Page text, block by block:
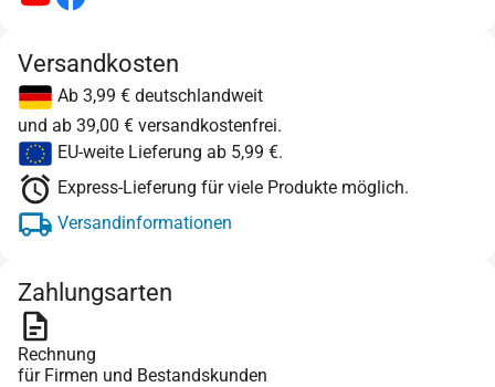
Versandkosten
Ab 3,99 € deutschlandweit
und ab 39,00 € versandkostenfrei.
EU-weite Lieferung ab 5,99 €.
Express-Lieferung für viele Produkte möglich.
Versandinformationen
Zahlungsarten
Rechnung
für Firmen und Bestandskunden